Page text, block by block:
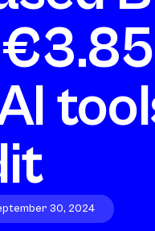
30, 2024